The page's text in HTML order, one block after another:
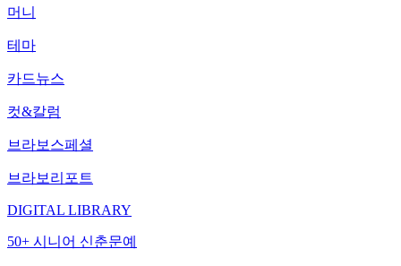
머니
테마
카드뉴스
컷&칼럼
브라보스페셜
브라보리포트
DIGITAL LIBRARY
50+ 시니어 신춘문예